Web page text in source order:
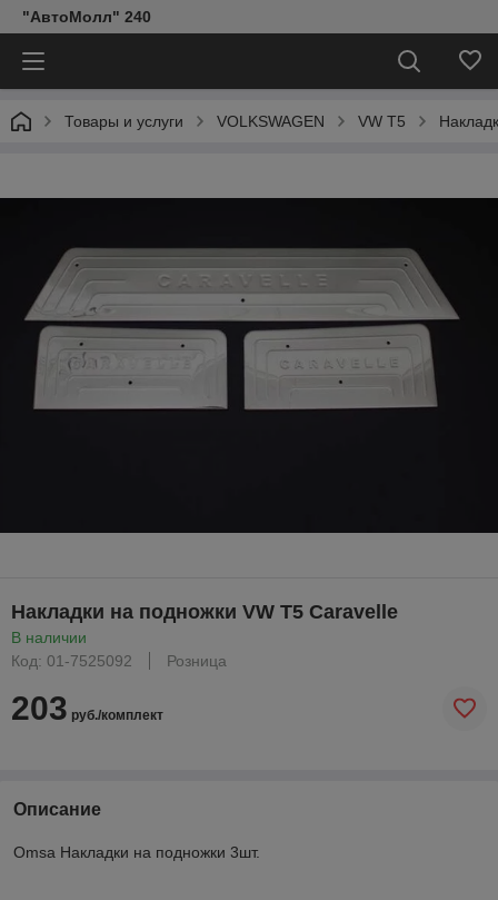
"АвтоМолл" 240
Товары и услуги VOLKSWAGEN VW T5
Накладки на подножки VW T5 Caravelle
В наличии
Код: 01-7525092
Розница
203 руб./комплект
Описание
Omsa Накладки на подножки 3шт.